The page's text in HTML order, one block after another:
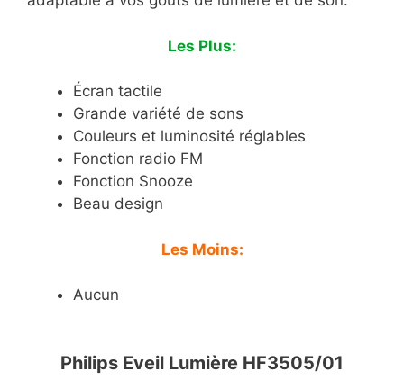
Les Plus:
Écran tactile
Grande variété de sons
Couleurs et luminosité réglables
Fonction radio FM
Fonction Snooze
Beau design
Les Moins:
Aucun
Philips Eveil Lumière HF3505/01